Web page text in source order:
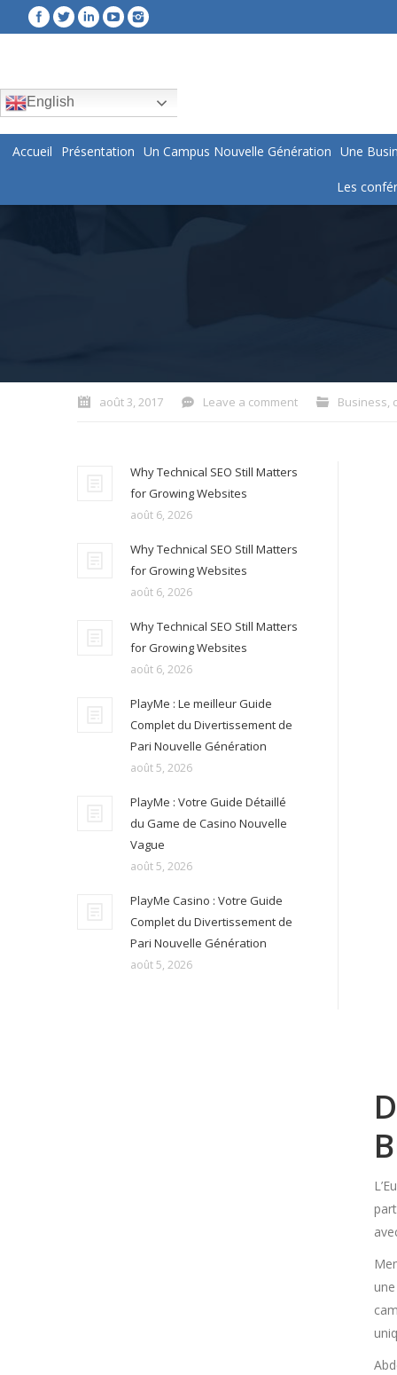
Accueil Présentation Un Campus Nouvelle Génération Une
Les
août 3, 2017 Leave a comment Business,
Why Technical SEO Still Matters
for Growing Websites
août 6, 2026
Why Technical SEO Still Matters
for Growing Websites
août 6, 2026
Why Technical SEO Still Matters
for Growing Websites
août 6, 2026
PlayMe : Le meilleur Guide
Complet du Divertissement de
Pari Nouvelle Génération
août 5, 2026
PlayMe : Votre Guide Détaillé
du Game de Casino Nouvelle
Vague
août 5, 2026
PlayMe Casino : Votre Guide
Complet du Divertissement de
Pari Nouvelle Génération
août 5, 2026
English